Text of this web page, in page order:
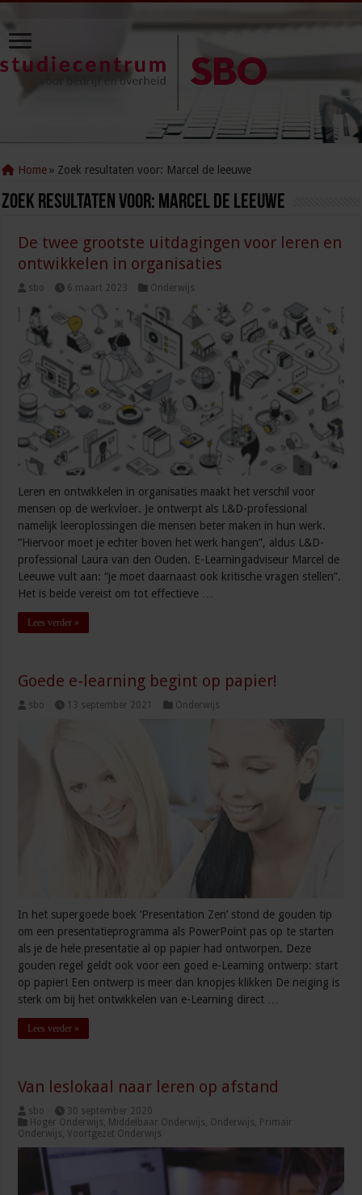
Home » Zoek resultaten voor: Marcel de leeuwe
Zoek resultaten voor: Marcel de leeuwe
De twee grootste uitdagingen voor leren en
ontwikkelen in organisaties
sbo 6 maart 2023 Onderwijs
Leren en ontwikkelen in organisaties maakt het verschil voor
mensen op de werkvloer. Je ontwerpt als L&D-professional
namelijk leeroplossingen die mensen beter maken in hun werk.
“Hiervoor moet je echter boven het werk hangen”, aldus L&D-
professional Laura van den Ouden. E-Learningadviseur Marcel de
Leeuwe vult aan: “je moet daarnaast ook kritische vragen stellen”.
Het is beide vereist om tot effectieve …
Lees verder »
Goede e-learning begint op papier!
sbo 13 september 2021 Onderwijs
In het supergoede boek ‘Presentation Zen’ stond de gouden tip
om een presentatieprogramma als PowerPoint pas op te starten
als je de hele presentatie al op papier had ontworpen. Deze
gouden regel geldt ook voor een goed e-Learning ontwerp: start
op papier! Een ontwerp is meer dan knopjes klikken De neiging is
sterk om bij het ontwikkelen van e-Learning direct …
Lees verder »
Van leslokaal naar leren op afstand
sbo
30 september 2020
Hoger Onderwijs Middelbaar Onderwijs Onderwijs Primair
Onderwijs ,Voortgezet Onderwijs